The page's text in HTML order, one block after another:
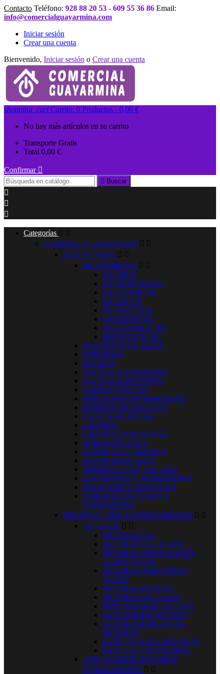
Contacto Teléfono: 928 88 20 53 - 609 55 36 86 Email:
info@comercialguayarmina.com
Iniciar sesión
Crear una cuenta
Bienvenido, Iniciar sesión o Crear una cuenta
shopping_cart Carrito: 0 Productos - 0,00 €
No hay más artículos en su carrito
Transporte Gratis
Total 0,00 €
Confirmar 
 Buscar



Categorías  
CAMPING Y CARAVANAS  
AGUA Y ASEO  
WC QUIMICOS  
WC FIJOS
WC PORTATILES
WC QUIMICOS
WC SECOS
WC NAUTICO
LIQUIDOS WC
ACCESORIOS WC
REPUESTOS WC
DEPOSITOS DE AGUA
GRIFERIAS
DUCHAS
DUCHAS EXTERIORES
DUCHAS PORTATILES
CABINAS DUCHA
PERCIANAS DIVISOR BAÑO
BOMBAS DE AGUA 12V
PLATOS DE DUCHA
LAVABOS
LAVABOS PORTATILES
TOMAS DE AGUA
QUIMICOS Y LIMPIEZA
ACCESORIOS ASEO
TERMOS A GAS, 12V, 220V
LAVADORAS Y TENDEDEROS
DESAGUES Y VALVULAS
TUBERIAS, RACORES Y
CONEXIONES
NEVERAS, AIRE ACONDICIONADO  
NEVERAS  
NEVERAS 12V
NEVERAS GAS O 220V
NEVERAS TRIVALENTES
12/220V O GAS
NEVERAS PORTATILES
12/220V
NEVERAS PASIVAS
NEVERAS DE CAJON
MINI NEVERAS 12V 220V
ACCESORIOS NEVERA
VENTILADORES PARA
NEVERAS
REJILLAS PARA NEVERAS
REJILLAS CIRCULARES
AIRE ACONDICIONADO Y
GENERADORES  